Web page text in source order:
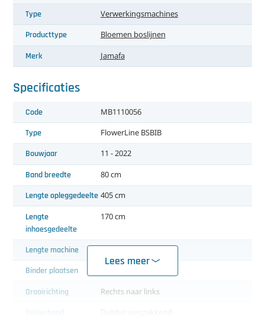
Type Verwerkingsmachines
Producttype Bloemen boslijnen
Merk Jamafa
Specificaties
Lees meer
Code MB1110056
Type FlowerLine BSBIB
Bouwjaar 11 - 2022
Band breedte 80 cm
Lengte opleggedeelte 405 cm
Lengte
inhoesgedeelte
170 cm
Lengte machine 940 cm
Binder plaatsen
Draairichting Rechts naar links